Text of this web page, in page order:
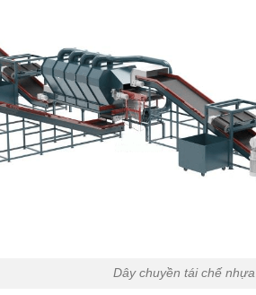
Dây chuyền tái chế nhựa